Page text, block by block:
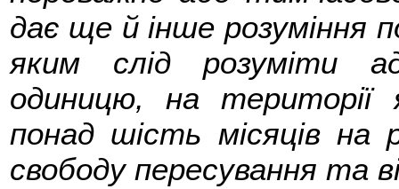
дає ще й інше розуміння
яким слід розуміти
одиницю, на території
понад шість місяців на
свободу пересування та